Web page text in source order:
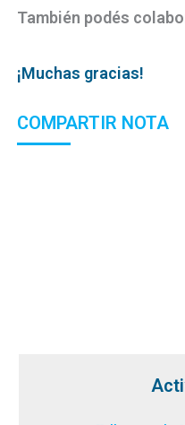
También podés
¡Muchas gracias!
COMPARTIR NOTA